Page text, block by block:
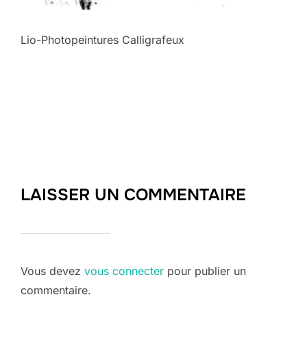
Lio-Photopeintures Calligrafeux
LAISSER UN COMMENTAIRE
Vous devez vous connecter pour publier un
commentaire.